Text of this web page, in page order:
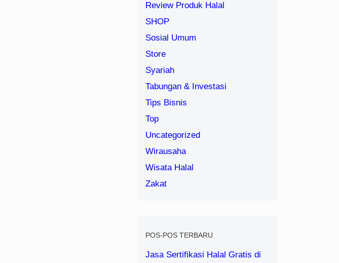
Review Produk Halal
SHOP
Sosial Umum
Store
Syariah
Tabungan & Investasi
Tips Bisnis
Top
Uncategorized
Wirausaha
Wisata Halal
Zakat
POS-POS TERBARU
Jasa Sertifikasi Halal Gratis di